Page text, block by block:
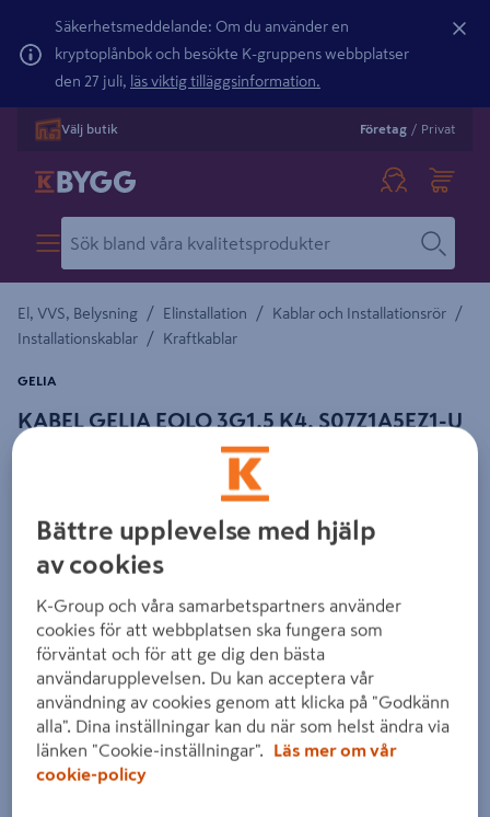
Säkerhetsmeddelande: Om du använder en
kryptoplånbok och besökte K-gruppens webbplatser
den 27 juli, läs viktig tilläggsinformation.
Välj butik Företag / Privat
El, VVS, Belysning / Elinstallation / Kablar och Installationsrör /
Installationskablar / Kraftkablar
KABEL GELIA EQLQ 3G1.5 K4, S07Z1A5EZ1-U
GELIA
Detaljerad beskrivning finns i produktbeskrivningsområdet
Bättre upplevelse med hjälp
av cookies
K-Group och våra samarbetspartners använder
cookies för att webbplatsen ska fungera som
förväntat och för att ge dig den bästa
användarupplevelsen. Du kan acceptera vår
användning av cookies genom att klicka på "Godkänn
alla". Dina inställningar kan du när som helst ändra via
länken "Cookie-inställningar".
Läs mer om vår
cookie-policy